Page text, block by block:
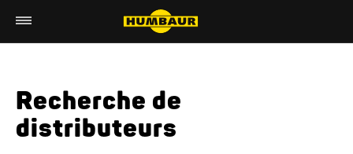
Recherche de
distributeurs